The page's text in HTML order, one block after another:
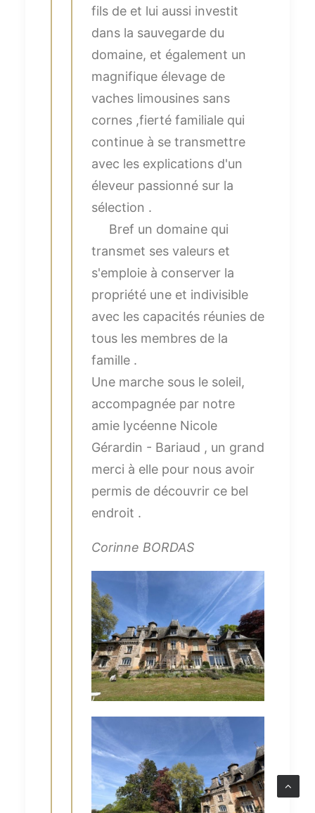
fils de et lui aussi investit
dans la sauvegarde du
domaine, et également un
magnifique élevage de
vaches limousines sans
cornes ,fierté familiale qui
continue à se transmettre
avec les explications d'un
éleveur passionné sur la
sélection .
Bref un domaine qui
transmet ses valeurs et
s'emploie à conserver la
propriété une et indivisible
avec les capacités réunies de
tous les membres de la
famille .
Une marche sous le soleil,
accompagnée par notre
amie lycéenne Nicole
Gérardin - Bariaud , un grand
merci à elle pour nous avoir
permis de découvrir ce bel
endroit .
Corinne BORDAS